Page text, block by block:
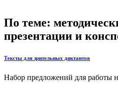
По теме:
презентации и
Тексты для зрительных диктантов
Набор предложений для работы